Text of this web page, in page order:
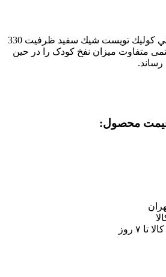
پک 4 عددی شيشه شير آنتي كوليك تويست شيك سفيد ظرفيت 330
متفاوت میزان نفخ کودک را در حین
محصول:​
۷ روز